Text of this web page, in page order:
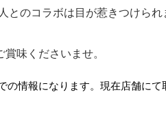
とのコラボは目が惹きつけられ
味くださいませ。
の情報になります。現在店舗に